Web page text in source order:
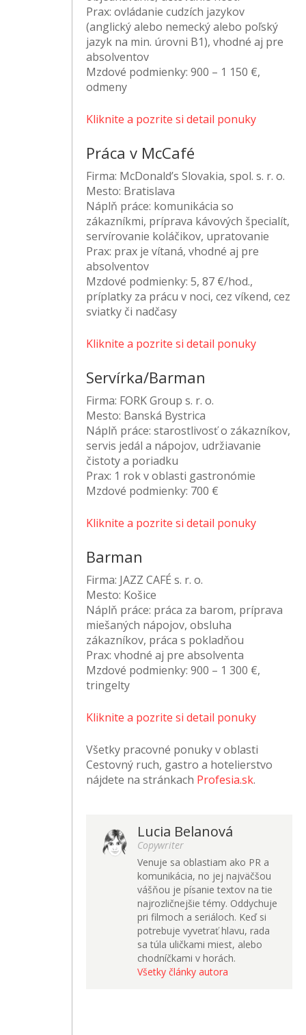
Prax: ovládanie cudzích jazykov
(anglický alebo nemecký alebo poľský
jazyk na min. úrovni B1), vhodné aj pre
absolventov
Mzdové podmienky: 900 – 1 150 €,
odmeny
Kliknite a pozrite si detail ponuky
Práca v McCafé
Firma: McDonald’s Slovakia, spol. s. r. o.
Mesto: Bratislava
Náplň práce: komunikácia so
zákazníkmi, príprava kávových špecialít,
servírovanie koláčikov, upratovanie
Prax: prax je vítaná, vhodné aj pre
absolventov
Mzdové podmienky: 5, 87 €/hod.,
príplatky za prácu v noci, cez víkend, cez
sviatky či nadčasy
Kliknite a pozrite si detail ponuky
Servírka/Barman
Firma: FORK Group s. r. o.
Mesto: Banská Bystrica
Náplň práce: starostlivosť o zákazníkov,
servis jedál a nápojov, udržiavanie
čistoty a poriadku
Prax: 1 rok v oblasti gastronómie
Mzdové podmienky: 700 €
Kliknite a pozrite si detail ponuky
Barman
Firma: JAZZ CAFÉ s. r. o.
Mesto: Košice
Náplň práce: práca za barom, príprava
miešaných nápojov, obsluha
zákazníkov, práca s pokladňou
Prax: vhodné aj pre absolventa
Mzdové podmienky: 900 – 1 300 €,
tringelty
Kliknite a pozrite si detail ponuky
Všetky pracovné ponuky v oblasti
Cestovný ruch, gastro a hotelierstvo
nájdete na stránkach Profesia.sk.
Lucia Belanová
Copywriter
Venuje sa oblastiam ako PR a
komunikácia, no jej najväčšou
vášňou je písanie textov na tie
najrozličnejšie témy. Oddychuje
pri filmoch a seriáloch. Keď si
potrebuje vyvetrať hlavu, rada
sa túla uličkami miest, alebo
chodníčkami v horách.
Všetky články autora